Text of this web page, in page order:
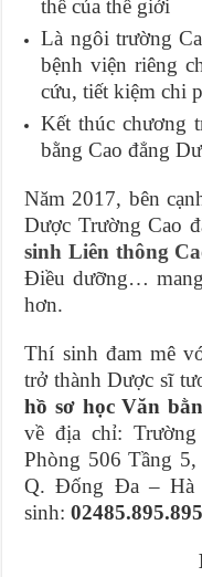
thế của thế giới
Là ngôi trường
bệnh viện riêng
cứu, tiết kiệm chi
Kết thúc chương
bằng Cao đẳng
Năm 2017, bên
Dược Trường Cao
sinh Liên thông
Điều dưỡng…
hơn.
Thí sinh đam mê
trở thành Dược sĩ
hồ sơ học Văn
về địa chỉ:
Phòng 506 Tầng
Q. Đống Đa – Hà
sinh: